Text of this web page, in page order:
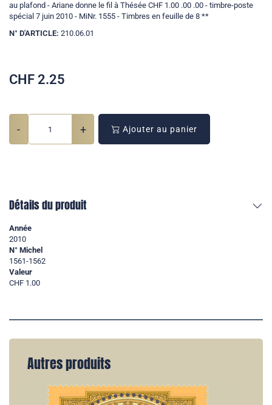
au plafond - Ariane donne le fil à Thésée CHF 1.00 .00 .00 - timbre-poste
spécial 7 juin 2010 - MiNr. 1555 - Timbres en feuille de 8 **
N° D'ARTICLE: 210.06.01
CHF 2.25
- + Ajouter au panier
Détails du produit
Année
2010
N° Michel
1561-1562
Valeur
CHF 1.00
Autres produits